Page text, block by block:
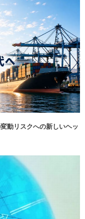
動リスクへの新しいヘッ